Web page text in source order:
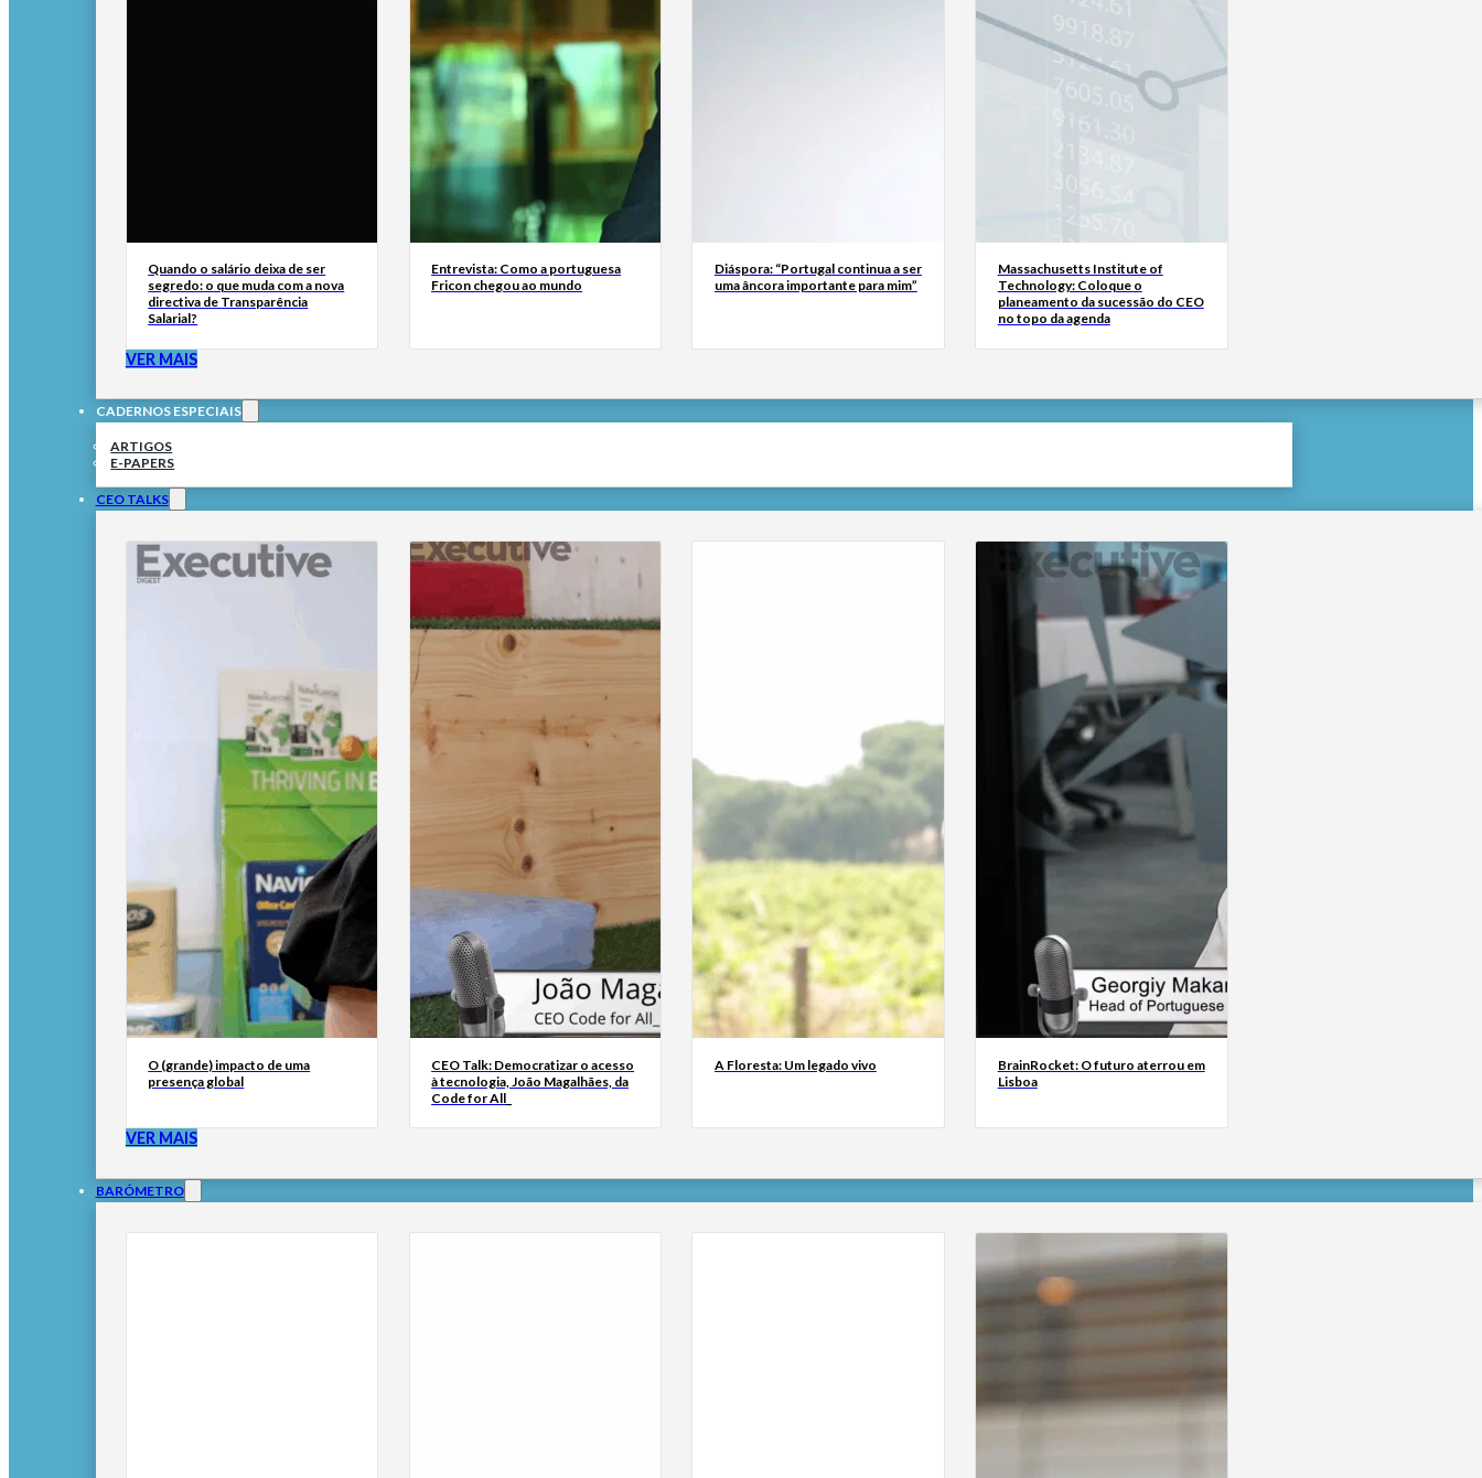
Quando o salário deixa de ser
segredo: o que muda com a nova
directiva de Transparência
Salarial?
Entrevista: Como a portuguesa
Fricon chegou ao mundo
Diáspora: “Portugal continua a ser
uma âncora importante para mim”
Massachusetts Institute of
Technology: Coloque o
planeamento da sucessão do CEO
no topo da agenda
VER MAIS
CADERNOS ESPECIAIS
ARTIGOS
E-PAPERS
CEO TALKS
O (grande) impacto de uma
presença global
CEO Talk: Democratizar o acesso
à tecnologia, João Magalhães, da
Code for All_
A Floresta: Um legado vivo
BrainRocket: O futuro aterrou em
Lisboa
VER MAIS
BARÓMETRO